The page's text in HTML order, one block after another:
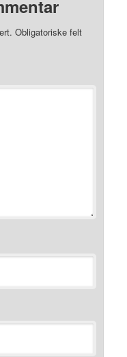
Obligatoriske felt